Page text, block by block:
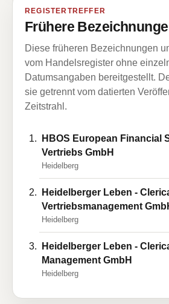
REGISTERTREFFER
Frühere
Diese früheren Bezeichnungen
vom Handelsregister ohne
Datumsangaben bereitgestellt.
sie getrennt vom datierten
Zeitstrahl.
HBOS European Financial
Vertriebs GmbH
Heidelberg
Heidelberger Leben -
Vertriebsmanagement
Heidelberg
Heidelberger Leben -
Management GmbH
Heidelberg